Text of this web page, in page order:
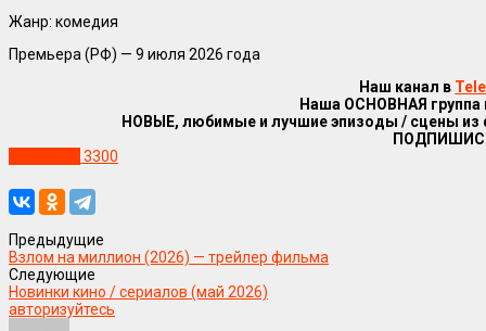
Жанр: комедия
Премьера (РФ) — 9 июля 2026 года
Наш канал в
Наша ОСНОВНАЯ группа
НОВЫЕ, любимые и лучшие эпизоды / сцены
3300
Предыдущие
Взлом на миллион (2026) — трейлер фильма
Следующие
Новинки кино / сериалов (май 2026)
авторизуйтесь